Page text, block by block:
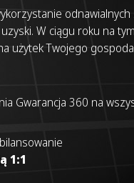
W ciągu roku na
użytek Twojego
Gwarancja 360 na
1:1